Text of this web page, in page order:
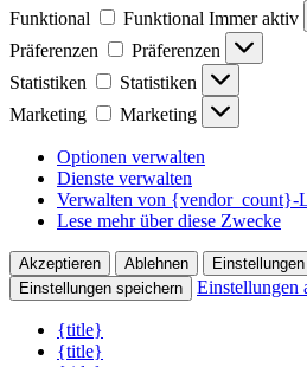
Funktional
Funktional Immer aktiv
Präferenzen
Präferenzen
Statistiken
Statistiken
Marketing
Marketing
Optionen verwalten
Dienste verwalten
Verwalten von {vendor_count}-
Lese mehr über diese Zwecke
Akzeptieren Ablehnen
Einstellungen speichern
Einstellungen
{title}
{title}